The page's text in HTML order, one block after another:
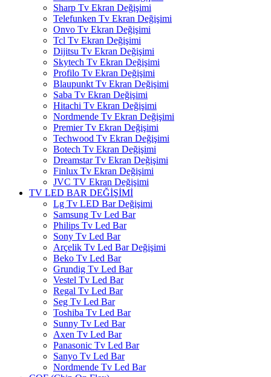
Sharp Tv Ekran Değişimi
Telefunken Tv Ekran Değişimi
Onvo Tv Ekran Değişimi
Tcl Tv Ekran Değişimi
Dijitsu Tv Ekran Değişimi
Skytech Tv Ekran Değişimi
Profilo Tv Ekran Değişimi
Blaupunkt Tv Ekran Değişimi
Saba Tv Ekran Değişimi
Hitachi Tv Ekran Değişimi
Nordmende Tv Ekran Değişimi
Premier Tv Ekran Değişimi
Techwood Tv Ekran Değişimi
Botech Tv Ekran Değişimi
Dreamstar Tv Ekran Değişimi
Finlux Tv Ekran Değişimi
JVC TV Ekran Değişimi
TV LED BAR DEĞİŞİMİ
Lg Tv LED Bar Değişimi
Samsung Tv Led Bar
Philips Tv Led Bar
Sony Tv Led Bar
Arçelik Tv Led Bar Değişimi
Beko Tv Led Bar
Grundig Tv Led Bar
Vestel Tv Led Bar
Regal Tv Led Bar
Seg Tv Led Bar
Toshiba Tv Led Bar
Sunny Tv Led Bar
Axen Tv Led Bar
Panasonic Tv Led Bar
Sanyo Tv Led Bar
Nordmende Tv Led Bar